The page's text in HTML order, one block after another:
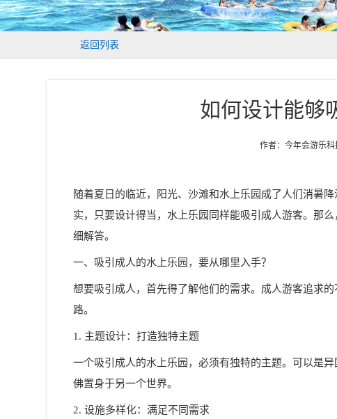
返回列表
如何设计能够
作者：今年会游乐科
随着夏日的临近，阳光、沙滩和水上乐园成了人们消暑
实，只要设计得当，水上乐园同样能吸引成人游客。那
细解答。
一、吸引成人的水上乐园，要从哪里入手？
想要吸引成人，首先得了解他们的需求。成人游客追求
路。
1. 主题设计：打造独特主题
一个吸引成人的水上乐园，必须有独特的主题。可以是
佛置身于另一个世界。
2. 设施多样化：满足不同需求